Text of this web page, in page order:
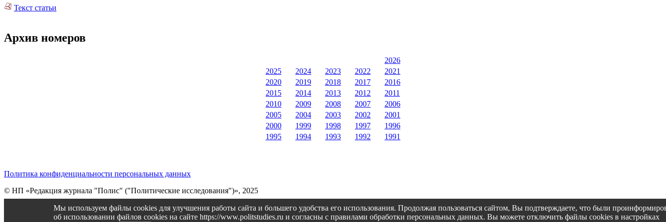
Текст статьи
Архив номеров
2026
2025
2024 2023 2022
2021
2020
2019 2018 2017
2016
2015
2014 2013 2012
2011
2010
2009 2008 2007
2006
2005
2004 2003 2002
2001
2000
1999 1998 1997
1996
1995
1994 1993 1992 1991
Политика конфиденциальности персональных данных
© НП «Редакция журнала "Полис" ("Политические исследования")», 2025
Cтарая версия сайтаМы используем файлы cookies для улучшения работы сайта и большего удобства его использования. Продолжая пользоваться сайтом, Вы подтверждаете, что были
об использовании файлов cookies на сайте https://www.politstudies.ru и согласны с правилами обработки персональных данных. Вы можете отключить файлы cookies в настройках